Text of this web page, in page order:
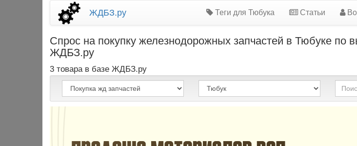
ЖДБЗ.ру Теги для Тюбука Статьи
Спрос на покупку железнодорожных запчастей в Тюбуке
ЖДБЗ.ру
3 товара в базе ЖДБЗ.ру